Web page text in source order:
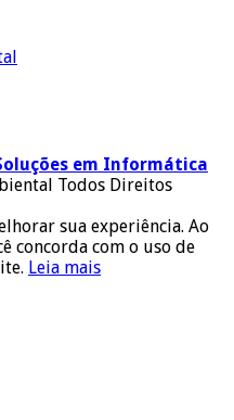
em Informática
Todos Direitos
sua experiência. Ao
concorda com o uso de
Leia mais